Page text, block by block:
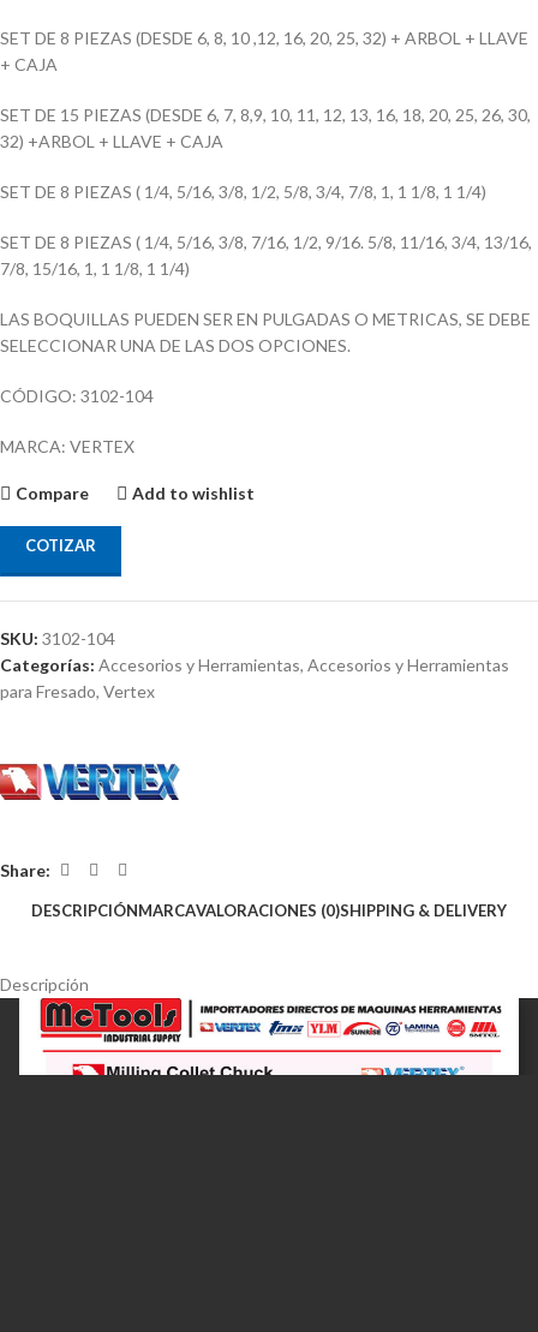
SET DE 8 PIEZAS (DESDE 6, 8, 10 ,12, 16, 20, 25, 32) + ARBOL + LLAVE
+ CAJA
SET DE 15 PIEZAS (DESDE 6, 7, 8,9, 10, 11, 12, 13, 16, 18, 20, 25, 26, 30,
32) +ARBOL + LLAVE + CAJA
SET DE 8 PIEZAS ( 1/4, 5/16, 3/8, 1/2, 5/8, 3/4, 7/8, 1, 1 1/8, 1 1/4)
SET DE 8 PIEZAS ( 1/4, 5/16, 3/8, 7/16, 1/2, 9/16. 5/8, 11/16, 3/4, 13/16,
7/8, 15/16, 1, 1 1/8, 1 1/4)
LAS BOQUILLAS PUEDEN SER EN PULGADAS O METRICAS, SE DEBE
SELECCIONAR UNA DE LAS DOS OPCIONES.
CÓDIGO: 3102-104
MARCA: VERTEX
Compare Add to wishlist
COTIZAR
SKU: 3102-104
Categorías: Accesorios y Herramientas, Accesorios y Herramientas
para Fresado, Vertex
Share:
DESCRIPCIÓNMARCAVALORACIONES (0)SHIPPING & DELIVERY
Descripción